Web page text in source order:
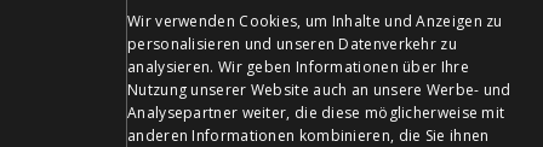
Zahlungsmittel
FRENCH
Wir verwenden Cookies, um Inhalte und Anzeigen zu
personalisieren und unseren Datenverkehr zu
analysieren. Wir geben Informationen über Ihre
Nutzung unserer Website auch an unsere Werbe- und
Analysepartner weiter, die diese möglicherweise mit
anderen Informationen kombinieren, die Sie ihnen